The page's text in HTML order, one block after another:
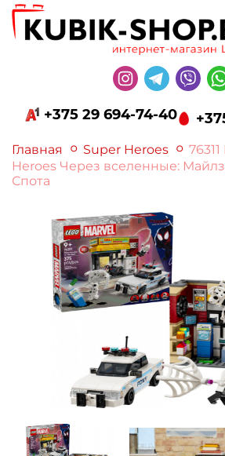
+375 29 694-74-40
Главная Super Heroes
Heroes Через вселенные:
Спота